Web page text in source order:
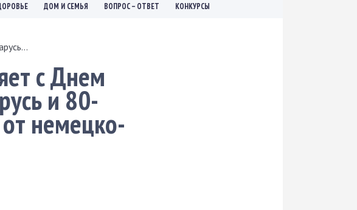
ДОМ И СЕМЬЯ ВОПРОС – ОТВЕТ КОНКУРСЫ
с Днем
и 80-
немецко-